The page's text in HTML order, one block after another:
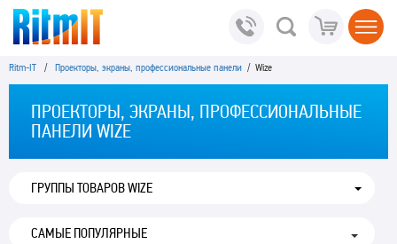
Ritm-IT / Проекторы, экраны, профессиональные панели / Wize
ПРОЕКТОРЫ, ЭКРАНЫ, ПРОФЕССИОНАЛЬНЫЕ
ПАНЕЛИ WIZE
ГРУППЫ ТОВАРОВ WIZE